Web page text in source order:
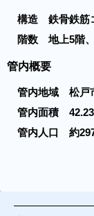
構造 鉄骨鉄筋
階数 地上5階
管内概要
管内地域 松戸
管内面積 42.23
管内人口 約